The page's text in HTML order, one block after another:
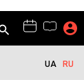
UA RU